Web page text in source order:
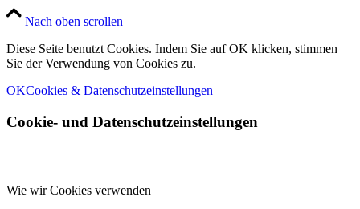
Nach oben scrollen
Diese Seite benutzt Cookies. Indem Sie auf OK klicken, stimmen
Sie der Verwendung von Cookies zu.
OKCookies & Datenschutzeinstellungen
Cookie- und Datenschutzeinstellungen
Wie wir Cookies verwenden